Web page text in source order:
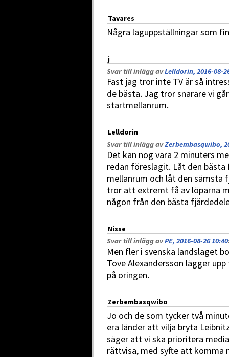
Tavares
Några laguppställningar som
j
Svar till inlägg avLelldorin, 2016-08-
Fast jag tror inte TV är så
de bästa. Jag tror snarare vi
startmellanrum.
Lelldorin
Svar till inlägg avZerbembasqwibo,
Det kan nog vara 2 minuters
redan föreslagit. Låt den
mellanrum och låt den sämsta
tror att extremt få av löparna
någon från den bästa
Nisse
Svar till inlägg avPE, 2016-08-26 10:40
Men fler i svenska landslaget
Tove Alexandersson lägger
på oringen.
Zerbembasqwibo
Jo och de som tycker två
era länder att vilja bryta
säger att vi ska prioritera
rättvisa, med syfte att komma